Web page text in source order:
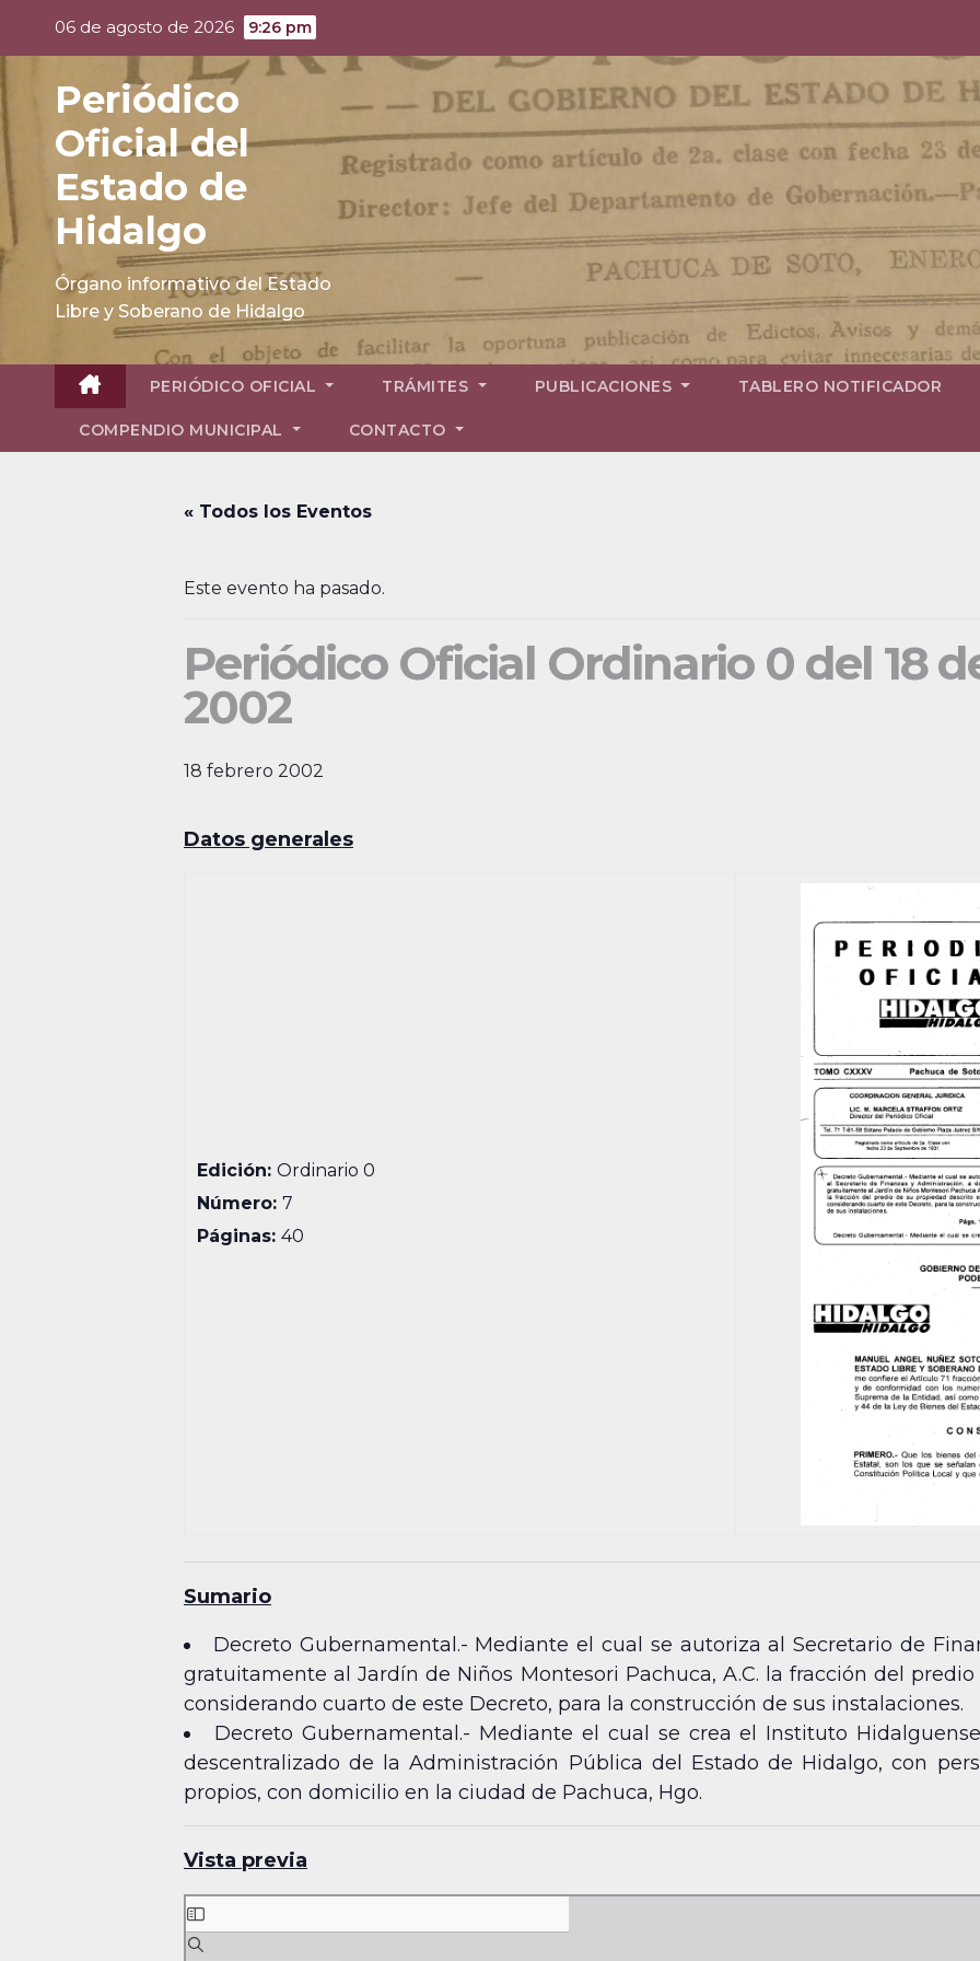
06 de agosto de 2026 9:26 pm
Periódico
Oficial del
Estado de
Hidalgo
Órgano informativo del Estado
Libre y Soberano de Hidalgo
PERIÓDICO OFICIAL TRÁMITES PUBLICACIONES TABLERO NOTIFICADOR
COMPENDIO MUNICIPAL CONTACTO
« Todos los Eventos
Este evento ha pasado.
Periódico Oficial Ordinario 0 del 18
2002
18 febrero 2002
Datos generales
Edición:Ordinario 0
Número:7
Páginas:40
Sumario
Decreto Gubernamental.- Mediante el cual se autoriza al Secretario de
gratuitamente al Jardín de Niños Montesori Pachuca, A.C. la fracción del
considerando cuarto de este Decreto, para la construcción de sus instalaciones.
Decreto Gubernamental.- Mediante el cual se crea el Instituto
descentralizado de la Administración Pública del Estado de Hidalgo, con
propios, con domicilio en la ciudad de Pachuca, Hgo.
Vista previa
Skip
to